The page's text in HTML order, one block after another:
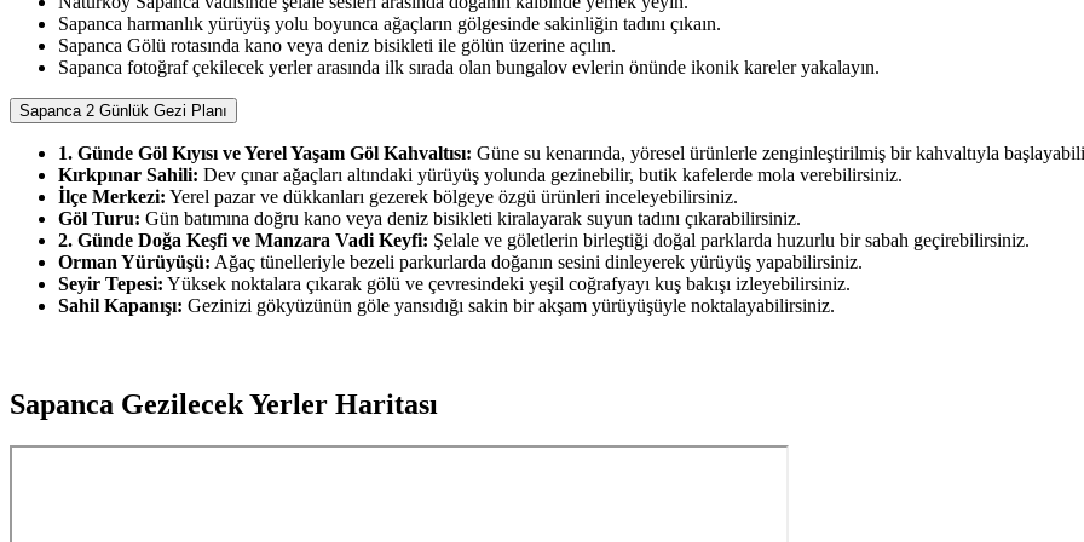
Sapanca harmanlık yürüyüş yolu boyunca ağaçların gölgesinde sakinliğin tadını çıkaın.
Sapanca Gölü rotasında kano veya deniz bisikleti ile gölün üzerine açılın.
Sapanca fotoğraf çekilecek yerler arasında ilk sırada olan bungalov evlerin önünde ikonik kareler yakalayın.
Sapanca 2 Günlük Gezi Planı
1. Günde Göl Kıyısı ve Yerel Yaşam Göl Kahvaltısı: Güne su kenarında, yöresel ürünlerle zenginleştirilmiş bir kahvaltıyla
Kırkpınar Sahili: Dev çınar ağaçları altındaki yürüyüş yolunda gezinebilir, butik kafelerde mola verebilirsiniz.
İlçe Merkezi: Yerel pazar ve dükkanları gezerek bölgeye özgü ürünleri inceleyebilirsiniz.
Göl Turu: Gün batımına doğru kano veya deniz bisikleti kiralayarak suyun tadını çıkarabilirsiniz.
2. Günde Doğa Keşfi ve Manzara Vadi Keyfi: Şelale ve göletlerin birleştiği doğal parklarda huzurlu bir sabah geçirebilirsiniz.
Orman Yürüyüşü: Ağaç tünelleriyle bezeli parkurlarda doğanın sesini dinleyerek yürüyüş yapabilirsiniz.
Seyir Tepesi: Yüksek noktalara çıkarak gölü ve çevresindeki yeşil coğrafyayı kuş bakışı izleyebilirsiniz.
Sahil Kapanışı: Gezinizi gökyüzünün göle yansıdığı sakin bir akşam yürüyüşüyle noktalayabilirsiniz.
Sapanca Gezilecek Yerler Haritası